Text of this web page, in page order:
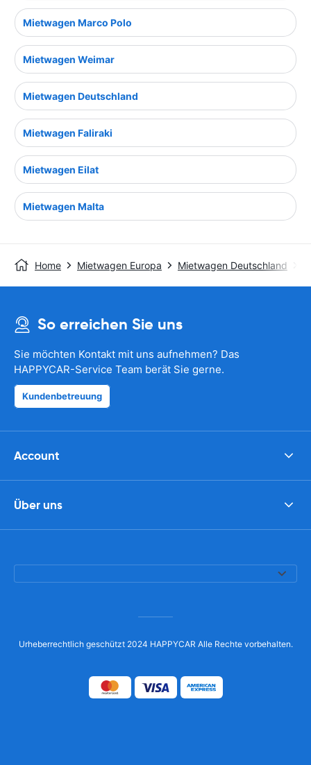
Mietwagen Marco Polo
Mietwagen Weimar
Mietwagen Deutschland
Mietwagen Faliraki
Mietwagen Eilat
Mietwagen Malta
Home Mietwagen Europa Mietwagen Deutschland
So erreichen Sie uns
Sie möchten Kontakt mit uns aufnehmen? Das
HAPPYCAR-Service Team berät Sie gerne.
Kundenbetreuung
Account
Über uns
Urheberrechtlich geschützt 2024 HAPPYCAR Alle Rechte vorbehalten.